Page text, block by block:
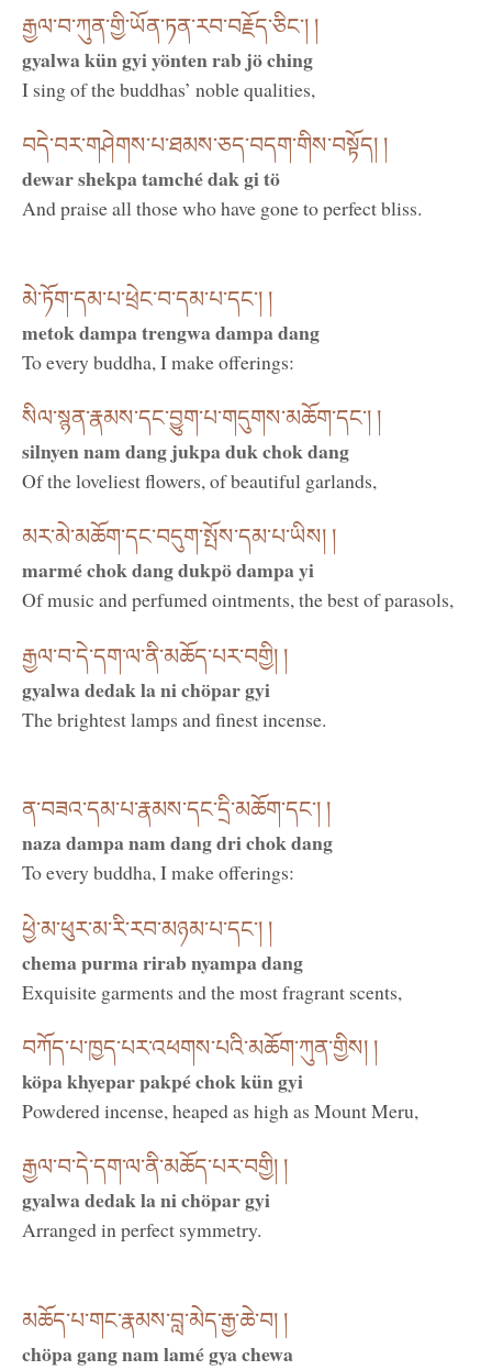
རྒྱལ་བ་ཀུན་གྱི་ཡོན་ཏན་རབ་བརྗོད་ཅིང་། །
gyalwa kün gyi yönten rab jö ching
I sing of the buddhas’ noble qualities,
བདེ་བར་གཤེགས་པ་ཐམས་ཅད་བདག་གིས་བསྟོད། །
dewar shekpa tamché dak gi tö
And praise all those who have gone to perfect bliss.
མེ་ཏོག་དམ་པ་ཕྲེང་བ་དམ་པ་དང་། །
metok dampa trengwa dampa dang
To every buddha, I make offerings:
སིལ་སྙན་རྣམས་དང་བྱུག་པ་གདུགས་མཆོག་དང་། །
silnyen nam dang jukpa duk chok dang
Of the loveliest flowers, of beautiful garlands,
མར་མེ་མཆོག་དང་བདུག་སྤོས་དམ་པ་ཡིས། །
marmé chok dang dukpö dampa yi
Of music and perfumed ointments, the best of parasols,
རྒྱལ་བ་དེ་དག་ལ་ནི་མཆོད་པར་བགྱི། །
gyalwa dedak la ni chöpar gyi
The brightest lamps and finest incense.
ན་བཟའ་དམ་པ་རྣམས་དང་དྲི་མཆོག་དང་། །
naza dampa nam dang dri chok dang
To every buddha, I make offerings:
ཕྱེ་མ་ཕུར་མ་རི་རབ་མཉམ་པ་དང་། །
chema purma rirab nyampa dang
Exquisite garments and the most fragrant scents,
བཀོད་པ་ཁྱད་པར་འཕགས་པའི་མཆོག་ཀུན་གྱིས། །
köpa khyepar pakpé chok kün gyi
Powdered incense, heaped as high as Mount Meru,
རྒྱལ་བ་དེ་དག་ལ་ནི་མཆོད་པར་བགྱི། །
gyalwa dedak la ni chöpar gyi
Arranged in perfect symmetry.
མཆོད་པ་གང་རྣམས་བླ་མེད་རྒྱ་ཆེ་བ། །
chöpa gang nam lamé gya chewa